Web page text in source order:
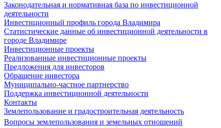
Законодательная и нормативная база по инвестиционной
деятельности
Инвестиционный профиль города Владимира
Статистические данные об инвестиционной деятельности в
городе Владимире
Инвестиционные проекты
Реализованные инвестиционные проекты
Предложения для инвесторов
Обращение инвестора
Муниципально-частное партнерство
Поддержка инвестиционной деятельности
Контакты
Землепользование и градостроительная деятельность
Вопросы землепользования и земельных отношений